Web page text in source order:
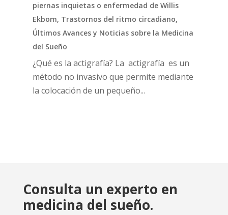
piernas inquietas o enfermedad de Willis
Ekbom, Trastornos del ritmo circadiano,
Últimos Avances y Noticias sobre la Medicina
del Sueño
¿Qué es la actigrafía? La actigrafía es un
método no invasivo que permite mediante
la colocación de un pequeño...
Consulta un experto en
medicina del sueño.